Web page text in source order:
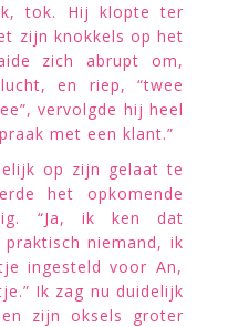
tok. Hij klopte ter
zijn knokkels op het
zich abrupt om,
en riep, “twee
vervolgde hij heel
met een klant.”
op zijn gelaat te
het opkomende
“Ja, ik ken dat
praktisch niemand, ik
ingesteld voor An,
Ik zag nu duidelijk
zijn oksels groter